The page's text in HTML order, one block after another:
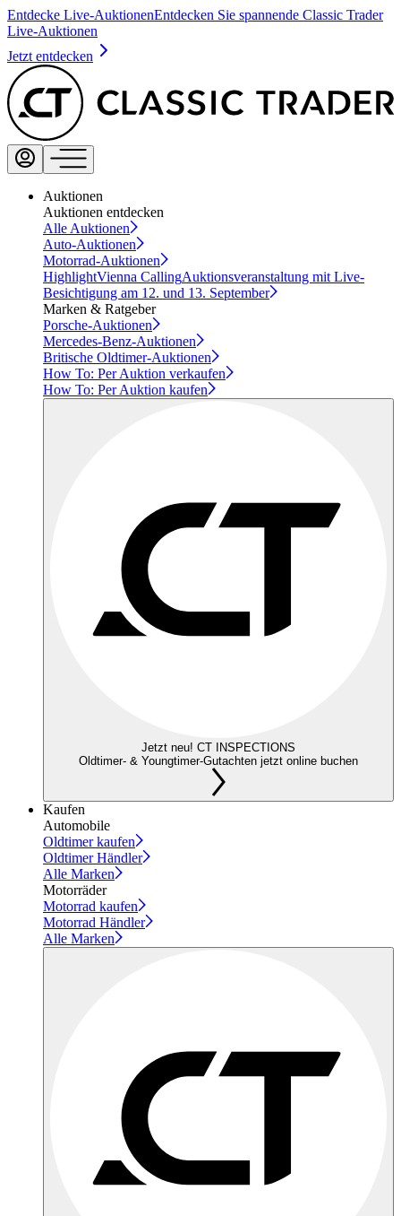
Entdecke Live-AuktionenEntdecken Sie spannende Classic Trader
Live-Auktionen
Jetzt entdecken
Auktionen
Auktionen entdecken
Alle Auktionen
Auto-Auktionen
Motorrad-Auktionen
HighlightVienna CallingAuktionsveranstaltung mit Live-
Besichtigung am 12. und 13. September
Marken & Ratgeber
Porsche-Auktionen
Mercedes-Benz-Auktionen
Britische Oldtimer-Auktionen
How To: Per Auktion verkaufen
How To: Per Auktion kaufen
Jetzt neu! CT INSPECTIONS
Oldtimer- & Youngtimer-Gutachten jetzt online buchen
Kaufen
Automobile
Oldtimer kaufen
Oldtimer Händler
Alle Marken
Motorräder
Motorrad kaufen
Motorrad Händler
Alle Marken